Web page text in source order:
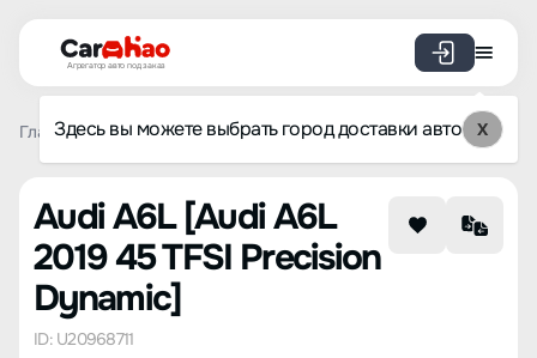
Агрегатор авто под заказ
Здесь вы можете выбрать город доставки авто X
Главная Список брендов Audi A6L Audi A6L 2019
Audi A6L [Audi A6L
2019 45 TFSI Precision
Dynamic]
ID: U20968711